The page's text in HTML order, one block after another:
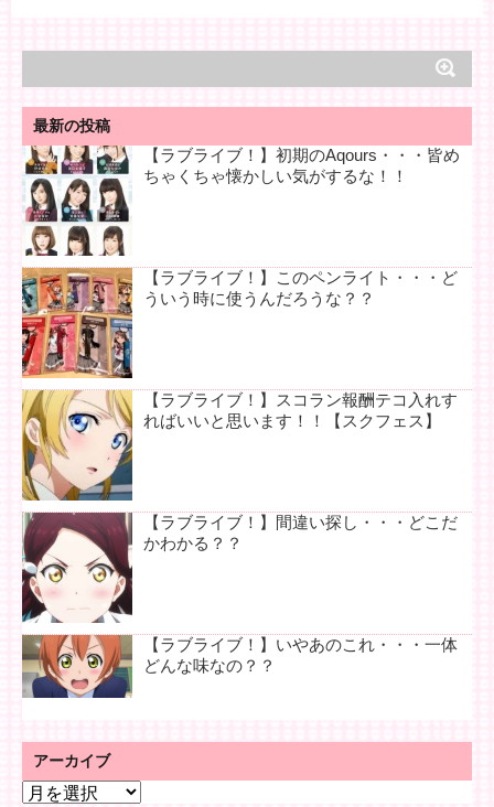
最新の投稿
【ラブライブ！】初期のAqours・・・皆め
ちゃくちゃ懐かしい気がするな！！
【ラブライブ！】このペンライト・・・ど
ういう時に使うんだろうな？？
【ラブライブ！】スコラン報酬テコ入れす
ればいいと思います！！【スクフェス】
【ラブライブ！】間違い探し・・・どこだ
かわかる？？
【ラブライブ！】いやあのこれ・・・一体
どんな味なの？？
アーカイブ
ア